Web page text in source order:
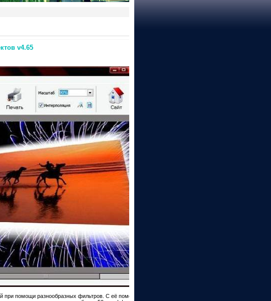
v4.65
при помощи разнообразных фильтров. С её помощью